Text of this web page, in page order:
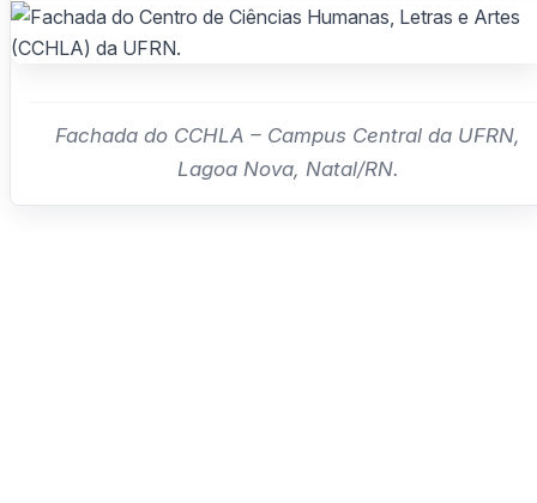
Fachada do CCHLA – Campus Central da UFRN,
Lagoa Nova, Natal/RN.